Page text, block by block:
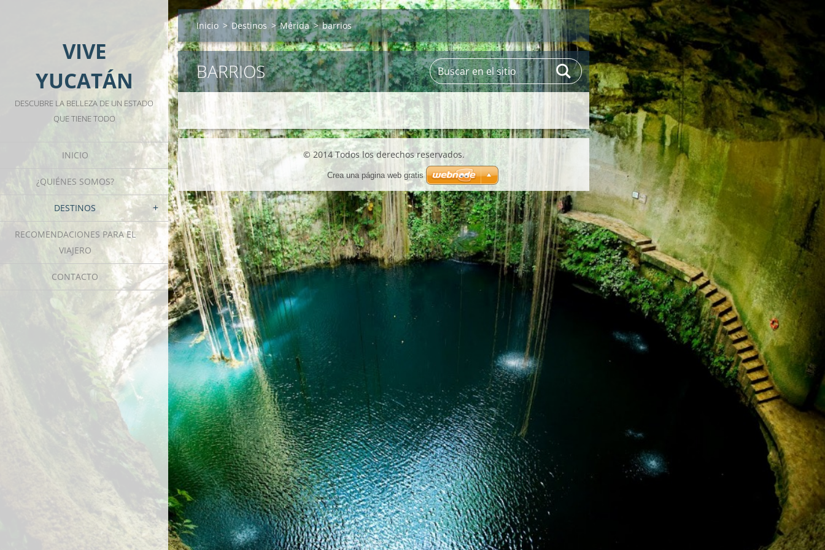
VIVE
YUCATÁN
DESCUBRE LA BELLEZA DE UN ESTADO
QUE TIENE TODO
INICIO
¿QUIÉNES SOMOS?
DESTINOS
RECOMENDACIONES PARA EL
VIAJERO
CONTACTO
Inicio > Destinos > Mérida > barrios
BARRIOS
© 2014 Todos los derechos reservados.
Crea una página web gratis